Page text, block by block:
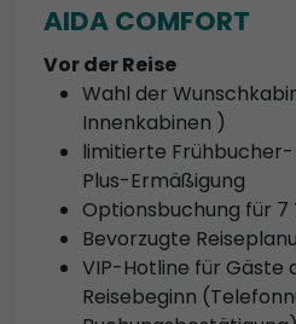
AIDA COMFORT
Vor der Reise
Wahl der
Innenkabinen )
limitierte
Plus-Ermäßigung
Optionsbuchung für 7
Bevorzugte
VIP-Hotline für Gäste
Reisebeginn